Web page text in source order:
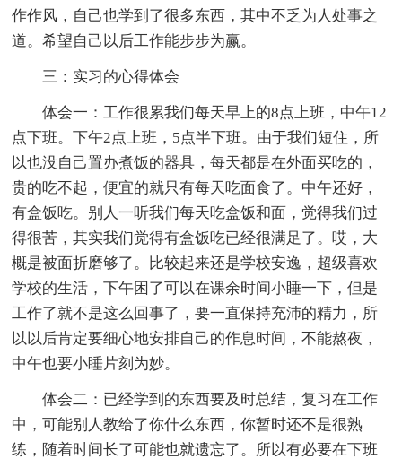
作作风，自己也学到了很多东西，其中不乏为人处事之
道。希望自己以后工作能步步为赢。
三：实习的心得体会
体会一：工作很累我们每天早上的8点上班，中午12
点下班。下午2点上班，5点半下班。由于我们短住，所
以也没自己置办煮饭的器具，每天都是在外面买吃的，
贵的吃不起，便宜的就只有每天吃面食了。中午还好，
有盒饭吃。别人一听我们每天吃盒饭和面，觉得我们过
得很苦，其实我们觉得有盒饭吃已经很满足了。哎，大
概是被面折磨够了。比较起来还是学校安逸，超级喜欢
学校的生活，下午困了可以在课余时间小睡一下，但是
工作了就不是这么回事了，要一直保持充沛的精力，所
以以后肯定要细心地安排自己的作息时间，不能熬夜，
中午也要小睡片刻为妙。
体会二：已经学到的东西要及时总结，复习在工作
中，可能别人教给了你什么东西，你暂时还不是很熟
练，随着时间长了可能也就遗忘了。所以有必要在下班